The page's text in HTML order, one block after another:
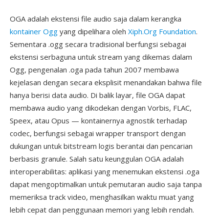
OGA adalah ekstensi file audio saja dalam kerangka
kontainer Ogg yang dipelihara oleh Xiph.Org Foundation.
Sementara .ogg secara tradisional berfungsi sebagai
ekstensi serbaguna untuk stream yang dikemas dalam
Ogg, pengenalan .oga pada tahun 2007 membawa
kejelasan dengan secara eksplisit menandakan bahwa file
hanya berisi data audio. Di balik layar, file OGA dapat
membawa audio yang dikodekan dengan Vorbis, FLAC,
Speex, atau Opus — kontainernya agnostik terhadap
codec, berfungsi sebagai wrapper transport dengan
dukungan untuk bitstream logis berantai dan pencarian
berbasis granule. Salah satu keunggulan OGA adalah
interoperabilitas: aplikasi yang menemukan ekstensi .oga
dapat mengoptimalkan untuk pemutaran audio saja tanpa
memeriksa track video, menghasilkan waktu muat yang
lebih cepat dan penggunaan memori yang lebih rendah.